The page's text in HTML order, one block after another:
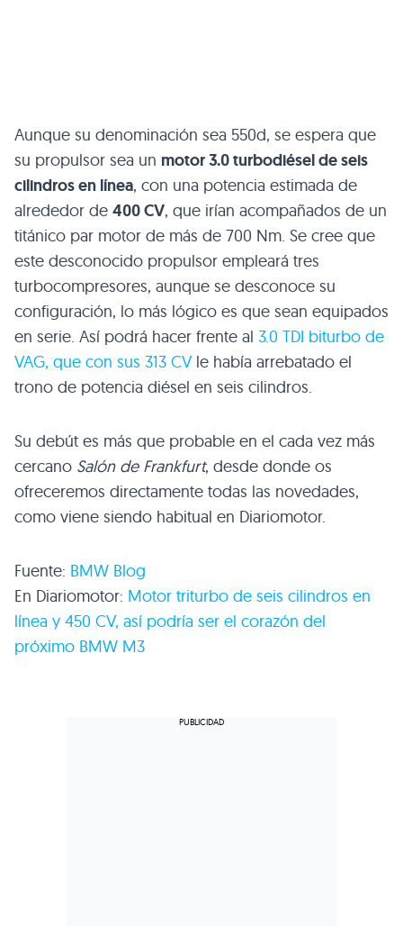
Aunque su denominación sea 550d, se espera que
su propulsor sea un motor 3.0 turbodiésel de seis
cilindros en línea, con una potencia estimada de
alrededor de 400 CV, que irían acompañados de un
titánico par motor de más de 700 Nm. Se cree que
este desconocido propulsor empleará tres
turbocompresores, aunque se desconoce su
configuración, lo más lógico es que sean equipados
en serie. Así podrá hacer frente al 3.0 TDI biturbo de
VAG, que con sus 313 CVle había arrebatado el
trono de potencia diésel en seis cilindros.
Su debút es más que probable en el cada vez más
cercano Salón de Frankfurt, desde donde os
ofreceremos directamente todas las novedades,
como viene siendo habitual en Diariomotor.
Fuente: BMW Blog
En Diariomotor: Motor triturbo de seis cilindros en
línea y 450 CV, así podría ser el corazón del
próximo BMW M3